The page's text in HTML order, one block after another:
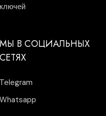
ключей
МЫ В СОЦИАЛЬНЫХ
СЕТЯХ
Telegram
Whatsapp